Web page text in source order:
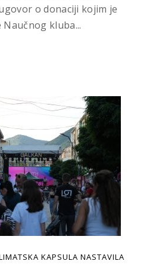
o donaciji kojim je
kluba...
KAPSULA NASTAVILA